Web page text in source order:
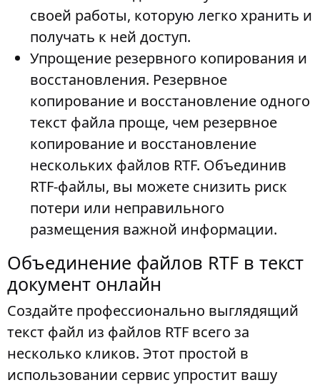
своей работы, которую легко хранить и
получать к ней доступ.
Упрощение резервного копирования и
восстановления. Резервное
копирование и восстановление одного
текст файла проще, чем резервное
копирование и восстановление
нескольких файлов RTF. Объединив
RTF-файлы, вы можете снизить риск
потери или неправильного
размещения важной информации.
Объединение файлов RTF в текст
документ онлайн
Создайте профессионально выглядящий
текст файл из файлов RTF всего за
несколько кликов. Этот простой в
использовании сервис упростит вашу